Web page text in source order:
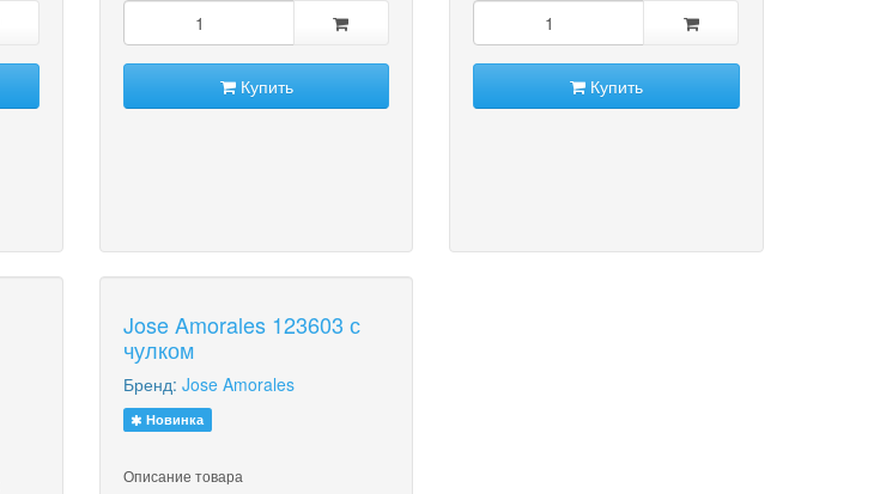
Купить Купить
Jose Amorales 123603 с
чулком
Бренд: Jose Amorales
Новинка
Описание товара